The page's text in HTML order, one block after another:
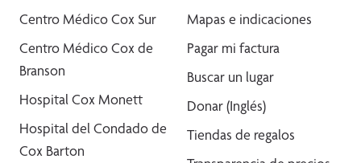
Centro Médico Cox Sur
Centro Médico Cox de
Branson
Hospital Cox Monett
Hospital del Condado de
Cox Barton
Mapas e indicaciones
Pagar mi factura
Buscar un lugar
Donar (Inglés)
Tiendas de regalos